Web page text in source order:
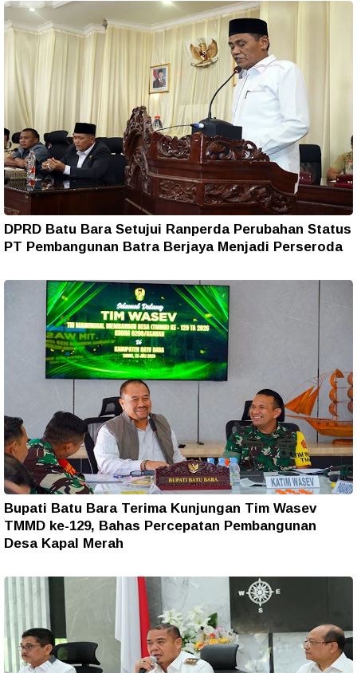
DPRD Batu Bara Setujui Ranperda Perubahan Status
PT Pembangunan Batra Berjaya Menjadi Perseroda
Bupati Batu Bara Terima Kunjungan Tim Wasev
TMMD ke-129, Bahas Percepatan Pembangunan
Desa Kapal Merah